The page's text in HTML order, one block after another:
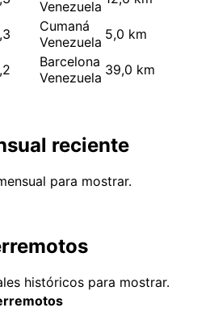
Venezuela
Cumaná
Venezuela 5,0 km
Barcelona
Venezuela 39,0 km
reciente
para mostrar.
históricos para mostrar.